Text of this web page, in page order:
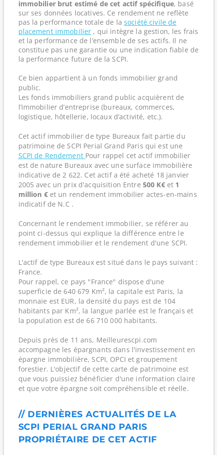
immobilier brut estimé de cet actif spécifique, basé
sur ses données locatives. Ce rendement ne reflète
pas la performance totale de la société civile de
placement immobilier , qui intègre la gestion, les frais
et la performance de l’ensemble de ses actifs. Il ne
constitue pas une garantie ou une indication fiable de
la performance future de la SCPI.
Ce bien appartient à un fonds immobilier grand
public.
Les fonds immobiliers grand public acquièrent de
l’immobilier d’entreprise (bureaux, commerces,
logistique, hôtellerie, locaux d’activité, etc.).
Cet actif immobilier de type Bureaux fait partie du
patrimoine de SCPI Perial Grand Paris qui est une
SCPI de Rendement Pour rappel cet actif immobilier
est de nature Bureaux avec une surface immobilière
indicative de 2 622. Cet actif a été acheté 18 janvier
2005 avec un prix d'acquisition Entre 500 K€et 1
million €et un rendement immobilier actes-en-mains
indicatif de N.C .
Concernant le rendement immobilier, se référer au
point ci-dessus qui explique la différence entre le
rendement immobilier et le rendement d'une SCPI.
L'actif de type Bureaux est situé dans le pays suivant :
France.
Pour rappel, ce pays "France" dispose d'une
superficie de 640 679 Km², la capitale est Paris, la
monnaie est EUR, la densité du pays est de 104
habitants par Km², la langue parlée est le français et
la population est de 66 710 000 habitants.
Depuis près de 11 ans, Meilleurescpi.com
accompagne les épargnants dans l'investissement en
épargne immobilière, SCPI, OPCI et groupement
forestier. L'objectif de cette carte de patrimoine est
que vous puissiez bénéficier d'une information claire
et que votre épargne soit compréhensible et réelle.
// DERNIÈRES ACTUALITÉS DE LA
SCPI PERIAL GRAND PARIS
PROPRIÉTAIRE DE CET ACTIF